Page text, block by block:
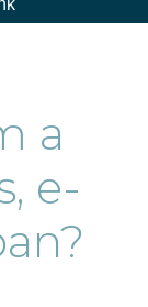
a
e-